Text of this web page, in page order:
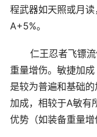
程武器如天照或月
A+5%。
仁王忍者飞镖
重量增伤。敏捷加
是较为普遍和基础
加成，相较于A敏有
优势（如装备重量增